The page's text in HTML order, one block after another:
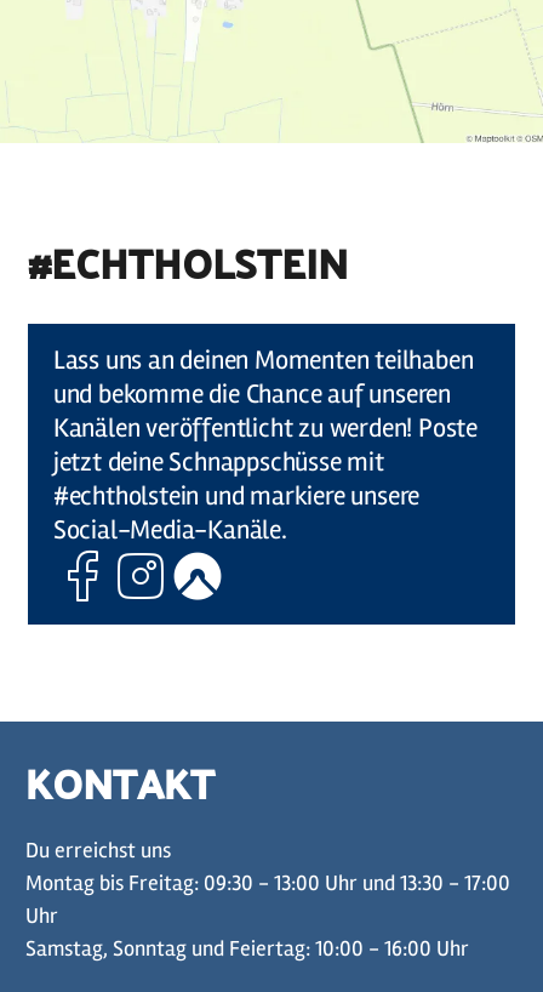
#ECHTHOLSTEIN
Lass uns an deinen Momenten teilhaben
und bekomme die Chance auf unseren
Kanälen veröffentlicht zu werden! Poste
jetzt deine Schnappschüsse mit
#echtholstein und markiere unsere
Social-Media-Kanäle.
FacebookInstagram
Komoot
KONTAKT
Du erreichst uns
Montag bis Freitag: 09:30 - 13:00 Uhr und 13:30 - 17:00
Uhr
Samstag, Sonntag und Feiertag: 10:00 - 16:00 Uhr